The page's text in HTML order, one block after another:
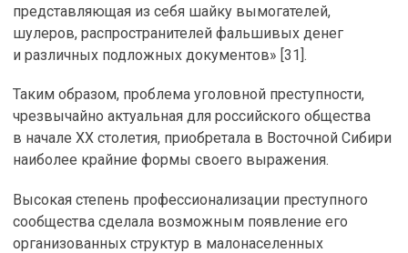
представляющая из себя шайку вымогателей,
шулеров, распространителей фальшивых денег
и различных подложных документов» [31].
Таким образом, проблема уголовной преступности,
чрезвычайно актуальная для российского общества
в начале XX столетия, приобретала в Восточной Сибири
наиболее крайние формы своего выражения.
Высокая степень профессионализации преступного
сообщества сделала возможным появление его
организованных структур в малонаселенных